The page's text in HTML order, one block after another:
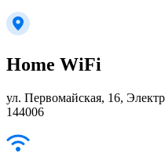
Home WiFi
ул. Первомайская, 16,
144006